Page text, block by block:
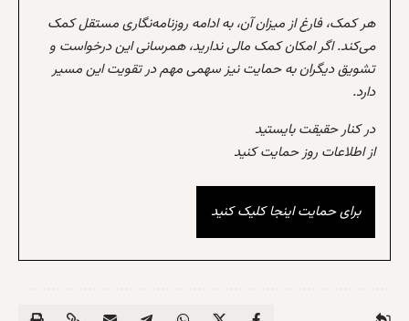
هر کمک، فارغ از میزان آن، به ادامه روزنامه‌نگاری مستقل کمک
می‌کند. اگر امکان کمک مالی ندارید، همرسانی این درخواست و
تشویق دیگران به حمایت نیز سهمی مهم در تقویت این مسیر
دارد.
در کنار حقیقت بایستید
از اطلاعات روز حمایت کنید
برای حمایت اینجا کلیک کنید